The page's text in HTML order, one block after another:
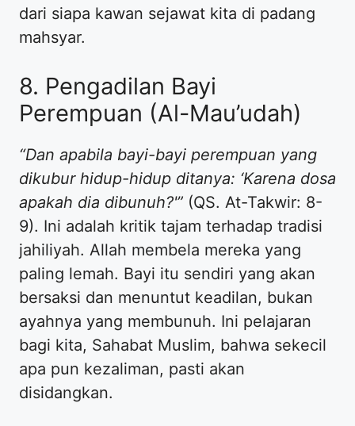
dari siapa kawan sejawat kita di padang
mahsyar.
8. Pengadilan Bayi
Perempuan (Al-Mau’udah)
“Dan apabila bayi-bayi perempuan yang
dikubur hidup-hidup ditanya: ‘Karena dosa
apakah dia dibunuh?'” (QS. At-Takwir: 8-
9). Ini adalah kritik tajam terhadap tradisi
jahiliyah. Allah membela mereka yang
paling lemah. Bayi itu sendiri yang akan
bersaksi dan menuntut keadilan, bukan
ayahnya yang membunuh. Ini pelajaran
bagi kita, Sahabat Muslim, bahwa sekecil
apa pun kezaliman, pasti akan
disidangkan.